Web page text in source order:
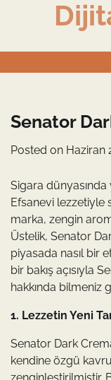
Senator
Posted on Haziran
Sigara
Efsanevi lezzetiyle
marka, zengin
Üstelik, Senator
piyasada nasıl bir
bir bakış açısıyla
hakkında bilmeniz
1. Lezzetin Yeni
Senator Dark
kendine özgü